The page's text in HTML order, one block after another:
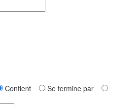
Contient
Se termine par